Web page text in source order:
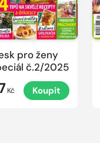
pro ženy
č.2/2025
Kč Koupit